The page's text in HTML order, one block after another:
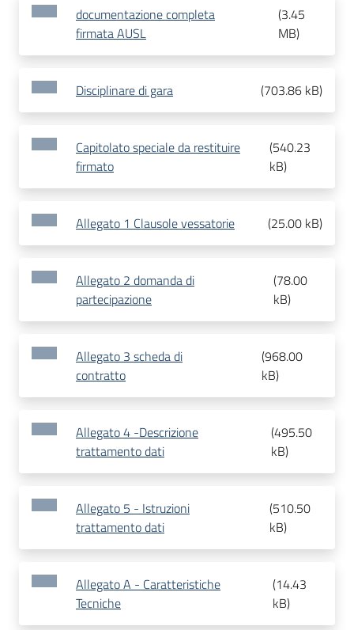
documentazione completa
firmata AUSL
(3.45
MB)
Disciplinare di gara (703.86 kB)
Capitolato speciale da restituire
firmato
(540.23
kB)
Allegato 1 Clausole vessatorie (25.00 kB)
Allegato 2 domanda di
partecipazione
(78.00
kB)
Allegato 3 scheda di
contratto
(968.00
kB)
Allegato 4 -Descrizione
trattamento dati
(495.50
kB)
Allegato 5 - Istruzioni
trattamento dati
(510.50
kB)
Allegato A - Caratteristiche
Tecniche
(14.43
kB)